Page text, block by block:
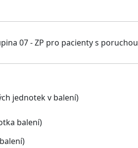
07 - ZP pro pacienty s
jednotek v balení)
balení)